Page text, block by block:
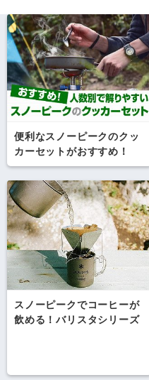
便利なスノーピークのクッ
カーセットがおすすめ！
スノーピークでコーヒーが
飲める！バリスタシリーズ